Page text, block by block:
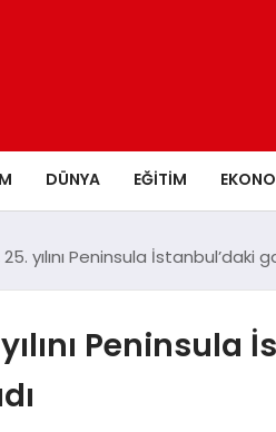
DÜNYA EĞITIM
25. yılını Peninsula